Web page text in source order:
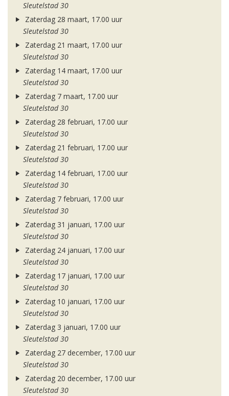
Sleutelstad 30
Zaterdag 28 maart, 17.00 uur
Sleutelstad 30
Zaterdag 21 maart, 17.00 uur
Sleutelstad 30
Zaterdag 14 maart, 17.00 uur
Sleutelstad 30
Zaterdag 7 maart, 17.00 uur
Sleutelstad 30
Zaterdag 28 februari, 17.00 uur
Sleutelstad 30
Zaterdag 21 februari, 17.00 uur
Sleutelstad 30
Zaterdag 14 februari, 17.00 uur
Sleutelstad 30
Zaterdag 7 februari, 17.00 uur
Sleutelstad 30
Zaterdag 31 januari, 17.00 uur
Sleutelstad 30
Zaterdag 24 januari, 17.00 uur
Sleutelstad 30
Zaterdag 17 januari, 17.00 uur
Sleutelstad 30
Zaterdag 10 januari, 17.00 uur
Sleutelstad 30
Zaterdag 3 januari, 17.00 uur
Sleutelstad 30
Zaterdag 27 december, 17.00 uur
Sleutelstad 30
Zaterdag 20 december, 17.00 uur
Sleutelstad 30